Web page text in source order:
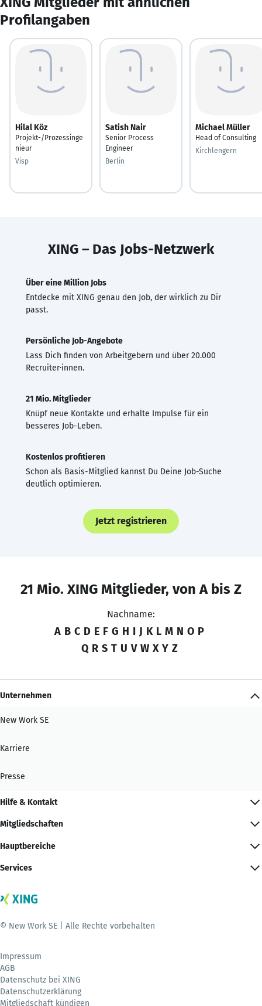
Profilangaben
Hilal Köz
Projekt-/Prozessinge
nieur
Visp
Satish Nair
Senior Process
Engineer
Berlin
Michael Müller
Head of Consulting
Kirchlengern
XING – Das Jobs-Netzwerk
Über eine Million Jobs
Entdecke mit XING genau den Job, der wirklich zu Dir
passt.
Persönliche Job-Angebote
Lass Dich finden von Arbeitgebern und über 20.000
Recruiter·innen.
21 Mio. Mitglieder
Knüpf neue Kontakte und erhalte Impulse für ein
besseres Job-Leben.
Kostenlos profitieren
Schon als Basis-Mitglied kannst Du Deine Job-Suche
deutlich optimieren.
Jetzt registrieren
21 Mio. XING Mitglieder, von A bis Z
Nachname:
A B C D E F G H I J K L M N O P
Q R S T U V W X Y Z
Unternehmen
New Work SE
Karriere
Presse
Hilfe & Kontakt
Mitgliedschaften
Hauptbereiche
Services
© New Work SE | Alle Rechte vorbehalten
Impressum
AGB
Datenschutz bei XING
Datenschutzerklärung
Mitgliedschaft kündigen